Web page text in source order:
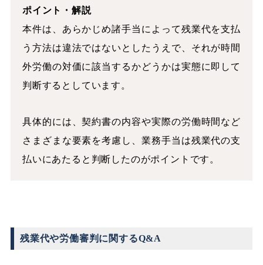
ポイント・解説
本件は、あらかじめ諸手当によって残業代を支払
う方法は違法ではないとしたうえで、それが時間
外労働の対価に該当するかどうかは実態に即して
判断するとしています。
具体的には、契約書の内容や実際の労働時間など
さまざまな要素を考慮し、業務手当は残業代の支
払いにあたると判断したのがポイントです。
残業代や労働審判に関するQ&A